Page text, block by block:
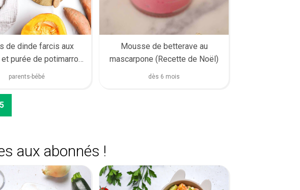
de dinde farcis aux
purée de potimarron
patate douce
parents-bébé
Mousse de betterave au
mascarpone (Recette de Noël)
dès 6 mois
5
aux abonnés !